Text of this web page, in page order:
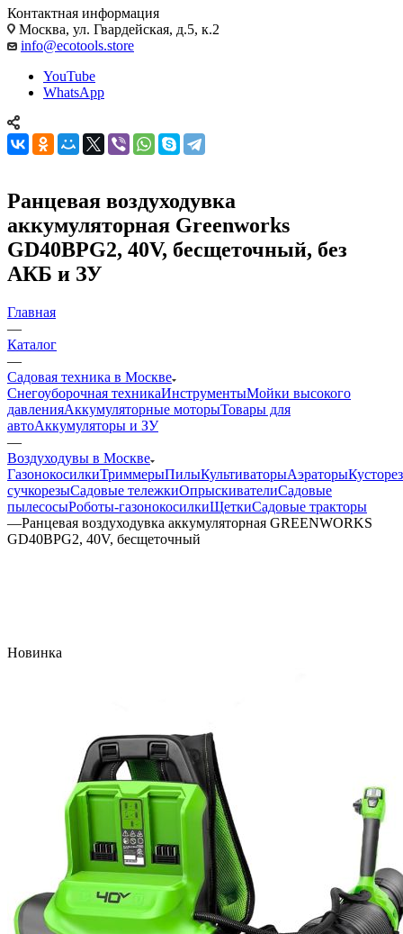
Контактная информация
Москва, ул. Гвардейская, д.5, к.2
info@ecotools.store
YouTube
WhatsApp
Ранцевая воздуходувка
аккумуляторная Greenworks
GD40BPG2, 40V, бесщеточный, без
АКБ и ЗУ
Главная
—
Каталог
—
Садовая техника в Москве
Снегоуборочная техникаИнструментыМойки высокого
давленияАккумуляторные моторыТовары для
автоАккумуляторы и ЗУ
—
Воздуходувы в Москве
ГазонокосилкиТриммерыПилыКультиваторыАэраторы
сучкорезыСадовые тележкиОпрыскивателиСадовые
пылесосыРоботы-газонокосилкиЩеткиСадовые тракторы
—Ранцевая воздуходувка аккумуляторная GREENWORKS
GD40BPG2, 40V, бесщеточный
Новинка